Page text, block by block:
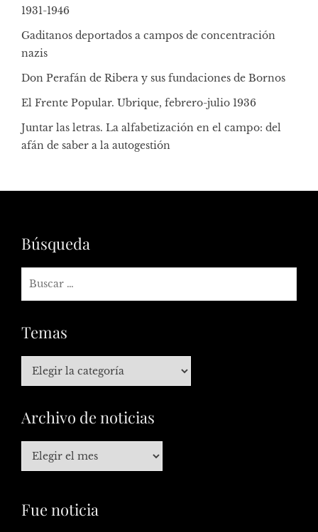
1931-1946
Gaditanos deportados a campos de concentración
nazis
Don Perafán de Ribera y sus fundaciones de Bornos
El Frente Popular. Ubrique, febrero-julio 1936
Juntar las letras. La alfabetización en el campo: del
afán de saber a la autogestión
Búsqueda
Temas
Archivo de noticias
Fue noticia